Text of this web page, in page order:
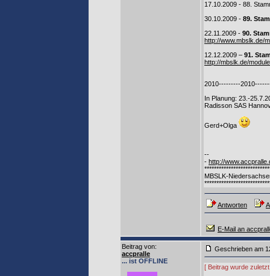
17.10.2009 - 88.
30.10.2009 - 89.
22.11.2009 - 90.
http://www.mbslk.de/
12.12.2009 – 91.
http://mbslk.de/
2010---------
In Planung: 23.-
Radisson SAS
Gerd+Olga
--
- http://
MBSLK-
Antworten
E-Mail an
Beitrag von:
accpralle
... ist OFFLINE
Geschrieben
[ Beitrag wurde